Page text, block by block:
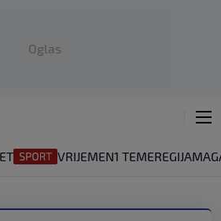
Oglas
VRIJEMEN1 TEMEREGIJA